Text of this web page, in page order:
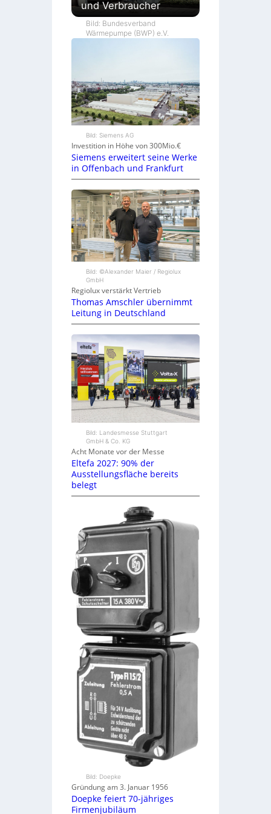
und Verbraucher
Bild: Bundesverband
Wärmepumpe (BWP) e.V.
Bild: Siemens AG
Investition in Höhe von 300Mio.€
Siemens erweitert seine Werke
in Offenbach und Frankfurt
Bild: ©Alexander Maier / Regiolux
GmbH
Regiolux verstärkt Vertrieb
Thomas Amschler übernimmt
Leitung in Deutschland
Bild: Landesmesse Stuttgart
GmbH & Co. KG
Acht Monate vor der Messe
Eltefa 2027: 90% der
Ausstellungsfläche bereits
belegt
Bild: Doepke
Gründung am 3. Januar 1956
Doepke feiert 70-jähriges
Firmenjubiläum